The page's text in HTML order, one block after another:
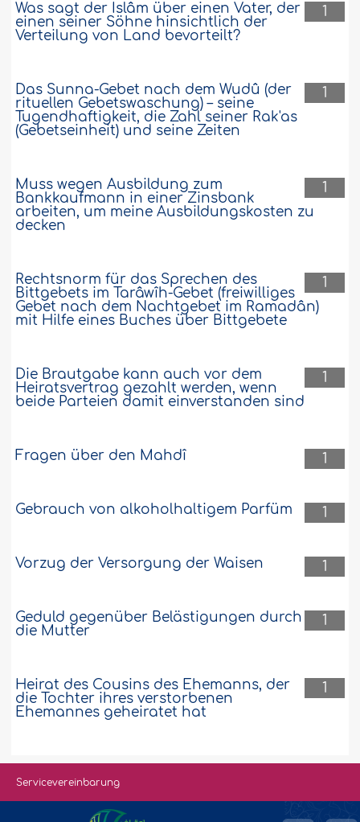
1
Was sagt der Islâm über einen Vater, der
einen seiner Söhne hinsichtlich der
Verteilung von Land bevorteilt?
1
Das Sunna-Gebet nach dem Wudû (der
rituellen Gebetswaschung) – seine
Tugendhaftigkeit, die Zahl seiner Rak'as
(Gebetseinheit) und seine Zeiten
1
Muss wegen Ausbildung zum
Bankkaufmann in einer Zinsbank
arbeiten, um meine Ausbildungskosten zu
decken
1
Rechtsnorm für das Sprechen des
Bittgebets im Tarâwîh-Gebet (freiwilliges
Gebet nach dem Nachtgebet im Ramadân)
mit Hilfe eines Buches über Bittgebete
1
Die Brautgabe kann auch vor dem
Heiratsvertrag gezahlt werden, wenn
beide Parteien damit einverstanden sind
1
Fragen über den Mahdî
1
Gebrauch von alkoholhaltigem Parfüm
1
Vorzug der Versorgung der Waisen
1
Geduld gegenüber Belästigungen durch
die Mutter
1
Heirat des Cousins des Ehemanns, der
die Tochter ihres verstorbenen
Ehemannes geheiratet hat
Servicevereinbarung